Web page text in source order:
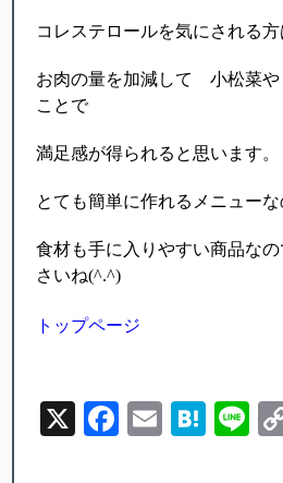
コレステロールを気にされる方
お肉の量を加減して 小松菜や
ことで
満足感が得られると思います。
とても簡単に作れるメニューな
食材も手に入りやすい商品な
さいね(^.^)
トップページ
X Facebook
Email